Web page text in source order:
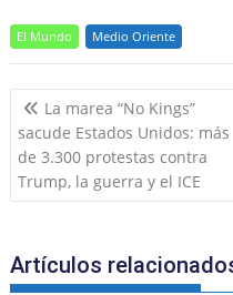
c
e
b
o
o
k
ai
l l
El Mundo Medio Oriente
Navegación
de
entradas
La marea “No Kings”
sacude Estados Unidos: más
de 3.300 protestas contra
Trump, la guerra y el ICE
Artículos